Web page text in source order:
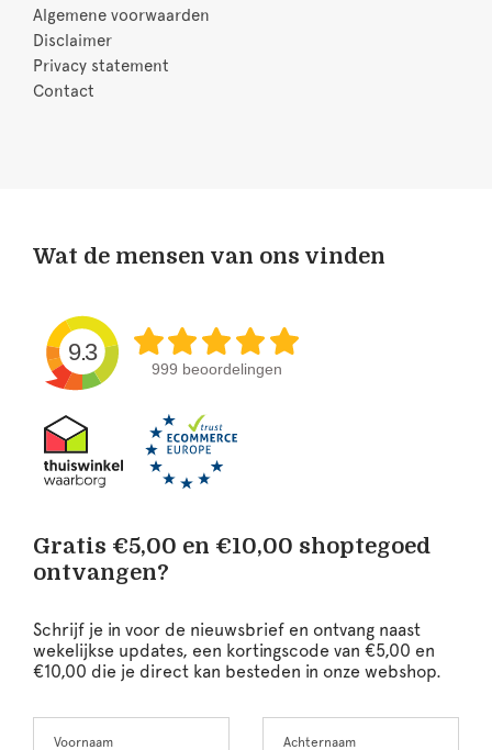
Algemene voorwaarden
Disclaimer
Privacy statement
Contact
Wat de mensen van ons vinden
9.3
999 beoordelingen
Gratis €5,00 en €10,00 shoptegoed
ontvangen?
Schrijf je in voor de nieuwsbrief en ontvang naast
wekelijkse updates, een kortingscode van €5,00 en
€10,00 die je direct kan besteden in onze webshop.
this